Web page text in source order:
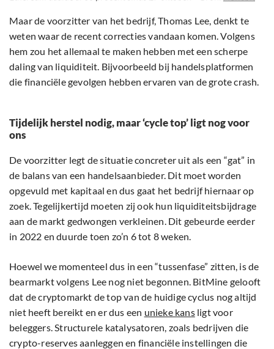
Maar de voorzitter van het bedrijf, Thomas Lee, denkt te
weten waar de recent correcties vandaan komen. Volgens
hem zou het allemaal te maken hebben met een scherpe
daling van liquiditeit. Bijvoorbeeld bij handelsplatformen
die financiële gevolgen hebben ervaren van de grote crash.
Tijdelijk herstel nodig, maar ‘cycle top’ ligt nog voor
ons
De voorzitter legt de situatie concreter uit als een “gat” in
de balans van een handelsaanbieder. Dit moet worden
opgevuld met kapitaal en dus gaat het bedrijf hiernaar op
zoek. Tegelijkertijd moeten zij ook hun liquiditeitsbijdrage
aan de markt gedwongen verkleinen. Dit gebeurde eerder
in 2022 en duurde toen zo’n 6 tot 8 weken.
Hoewel we momenteel dus in een “tussenfase” zitten, is de
bearmarkt volgens Lee nog niet begonnen. BitMine gelooft
dat de cryptomarkt de top van de huidige cyclus nog altijd
niet heeft bereikt en er dus een unieke kansligt voor
beleggers. Structurele katalysatoren, zoals bedrijven die
crypto-reserves aanleggen en financiële instellingen die